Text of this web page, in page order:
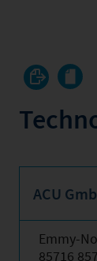
ACU
Emmy-
85716